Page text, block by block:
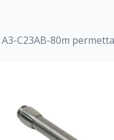
A3-C23AB-80m